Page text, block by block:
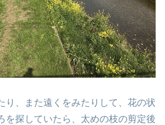
り、また遠くをみたりして、花の状
を探していたら、太めの枝の剪定後